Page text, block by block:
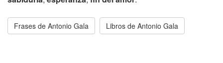
Frases de Antonio Gala Libros de Antonio Gala